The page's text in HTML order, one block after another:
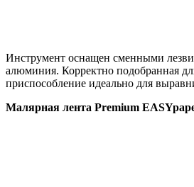
Инструмент оснащен сменными
алюминия. Корректно подобранная
приспособление идеально для
Малярная лента Premium